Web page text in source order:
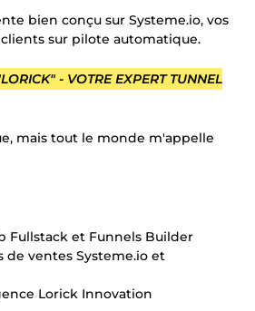
bien conçu sur Systeme.io, vos
sur pilote automatique.
- VOTRE EXPERT TUNNEL
mais tout le monde m'appelle
Fullstack et Funnels Builder
de ventes Systeme.io et
Lorick Innovation